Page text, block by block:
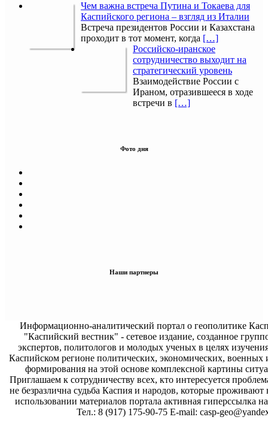
Чем важна встреча Путина и Токаева для
Каспийского региона – взгляд из Италии
Встреча президентов России и Казахстана
проходит в тот момент, когда […]
Российско-иранское
сотрудничество выходит на
стратегический уровень
Взаимодействие России с
Ираном, отразившееся в ходе
встречи в […]
Фото дня
Наши партнеры
Информационно-аналитический портал о геополитике
"Каспийский вестник" - сетевое издание, созданное
экспертов, политологов и молодых ученых в целях
Каспийском регионе политических, экономических, военных
формирования на этой основе комплексной картины
Приглашаем к сотрудничеству всех, кто интересуется
не безразлична судьба Каспия и народов, которые проживают
использовании материалов портала активная гиперссылка на
Тел.: 8 (917) 175-90-75 E-mail: casp-